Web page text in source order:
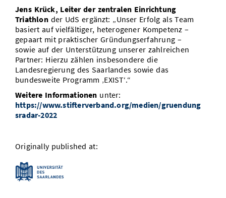
Jens Krück, Leiter der zentralen Einrichtung
Triathlon der UdS ergänzt: „Unser Erfolg als Team
basiert auf vielfältiger, heterogener Kompetenz –
gepaart mit praktischer Gründungserfahrung –
sowie auf der Unterstützung unserer zahlreichen
Partner: Hierzu zählen insbesondere die
Landesregierung des Saarlandes sowie das
bundesweite Programm ‚EXIST‘.“
Weitere Informationen unter:
https://www.stifterverband.org/medien/gruendung
sradar-2022
Originally published at: